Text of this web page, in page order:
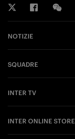
NOTIZIE
SQUADRE
INTER TV
INTER ONLINE STORE